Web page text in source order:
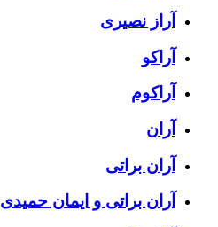
آراز نصیری
آراکو
آراکوم
آران
آران براتی
آران براتی و ایمان حمیدی